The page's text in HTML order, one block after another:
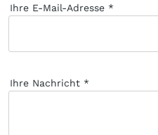
Ihre E-Mail-Adresse
Ihre Nachricht